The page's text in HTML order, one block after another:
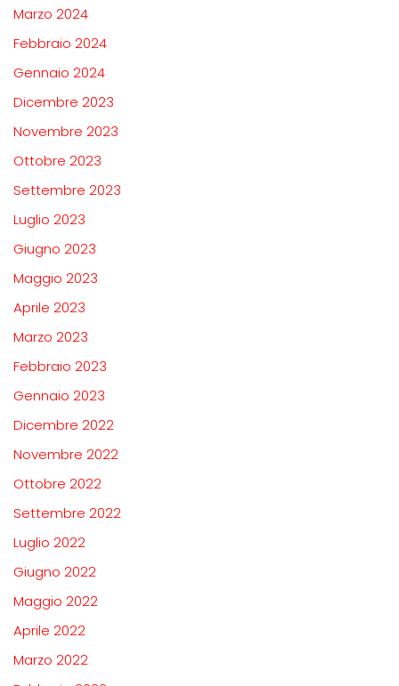
Marzo 2024
Febbraio 2024
Gennaio 2024
Dicembre 2023
Novembre 2023
Ottobre 2023
Settembre 2023
Luglio 2023
Giugno 2023
Maggio 2023
Aprile 2023
Marzo 2023
Febbraio 2023
Gennaio 2023
Dicembre 2022
Novembre 2022
Ottobre 2022
Settembre 2022
Luglio 2022
Giugno 2022
Maggio 2022
Aprile 2022
Marzo 2022